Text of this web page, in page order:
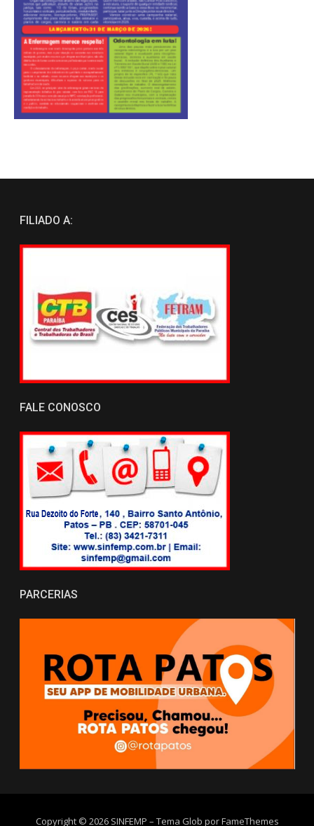
FILIADO A:
FALE CONOSCO
PARCERIAS
Copyright © 2026 SINFEMP – Tema Glob porFameThemes